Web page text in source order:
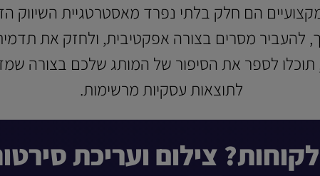
הם חלק בלתי נפרד מאסטרטגיית השיווק
להעביר מסרים בצורה אפקטיבית, ולחזק את
תוכלו לספר את הסיפור של המותג שלכם בצורה
לתוצאות עסקיות מרשימות.
לקוחות? צילום ועריכת